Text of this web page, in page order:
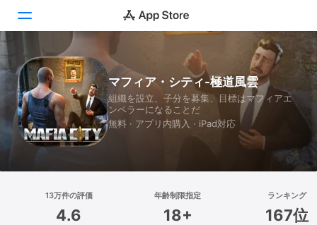
Today
ゲーム
アプリ
検索
プラットフォーム
マフィア・シティ-極道風雲
組織を設立、子分を募集、目標はマフィアエ
ンペラーになることだ
無料 · アプリ内購入 · iPad対応
13万件の評価
4.6
年齢制限指定
18+
ランキング
167位